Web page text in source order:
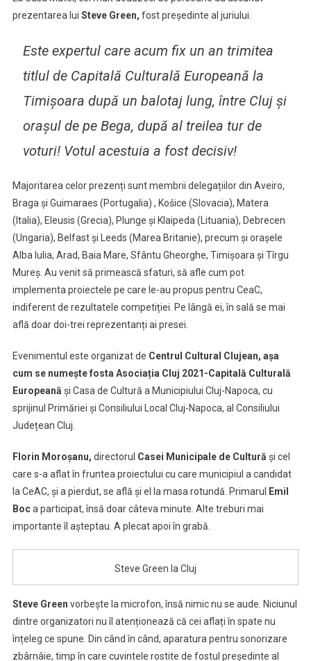
luat
decizie
prezentarea lui Steve Green, fost președinte al juriului.
Este expertul care acum fix un an trimitea
titlul de Capitală Culturală Europeană la
Timișoara după un balotaj lung, între Cluj și
orașul de pe Bega, după al treilea tur de
voturi! Votul acestuia a fost decisiv!
Majoritarea celor prezenți sunt membrii delegațiilor din Aveiro,
Braga și Guimaraes (Portugalia) , Košice (Slovacia), Matera
(Italia), Eleusis (Grecia), Plunge și Klaipeda (Lituania), Debrecen
(Ungaria), Belfast și Leeds (Marea Britanie), precum și orașele
Alba Iulia, Arad, Baia Mare, Sfântu Gheorghe, Timișoara și Tîrgu
Mureș. Au venit să primească sfaturi, să afle cum pot
implementa proiectele pe care le-au propus pentru CeaC,
indiferent de rezultatele competiției. Pe lângă ei, în sală se mai
află doar doi-trei reprezentanți ai presei.
Evenimentul este organizat de Centrul Cultural Clujean, așa
cum se numește fosta Asociația Cluj 2021-Capitală Culturală
Europeană și Casa de Cultură a Municipiului Cluj-Napoca, cu
sprijinul Primăriei și Consiliului Local Cluj-Napoca, al Consiliului
Județean Cluj.
Florin Moroșanu, directorul Casei Municipale de Cultură și cel
care s-a aflat în fruntea proiectului cu care municipiul a candidat
la CeAC, și a pierdut, se află și el la masa rotundă. Primarul
Emil
Boca participat, însă doar câteva minute. Alte treburi mai
importante îl așteptau. A plecat apoi în grabă.
Steve Green la Cluj
Steve Green vorbește la microfon, însă nimic nu se aude. Niciunul
dintre organizatori nu îl atenționează că cei aflați în spate nu
înțeleg ce spune. Din când în când, aparatura pentru sonorizare
zbârnâie, timp în care cuvintele rostite de fostul președinte al